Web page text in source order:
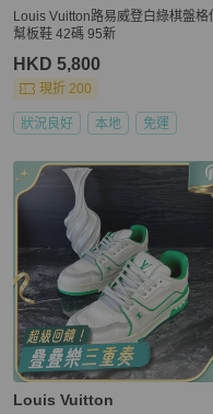
Louis Vuitton路易威登白綠棋盤格
幫板鞋 42碼 95新
HKD 5,800
現折 200
狀況良好 本地 免運
Louis Vuitton